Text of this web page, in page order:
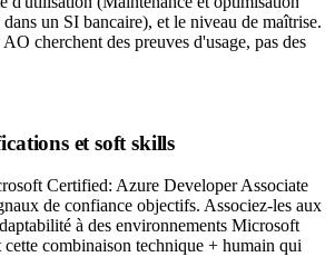
un SI bancaire), et le niveau de maîtrise.
cherchent des preuves d'usage, pas des
et soft skills
Certified: Azure Developer Associate
de confiance objectifs. Associez-les aux
à des environnements Microsoft
cette combinaison technique + humain qui